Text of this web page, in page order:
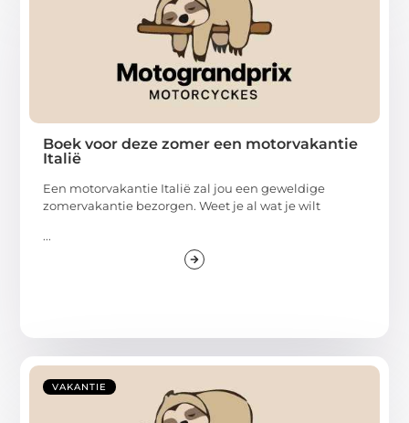
Boek voor deze zomer een motorvakantie
Italië
Een motorvakantie Italië zal jou een geweldige
zomervakantie bezorgen. Weet je al wat je wilt
...
VAKANTIE